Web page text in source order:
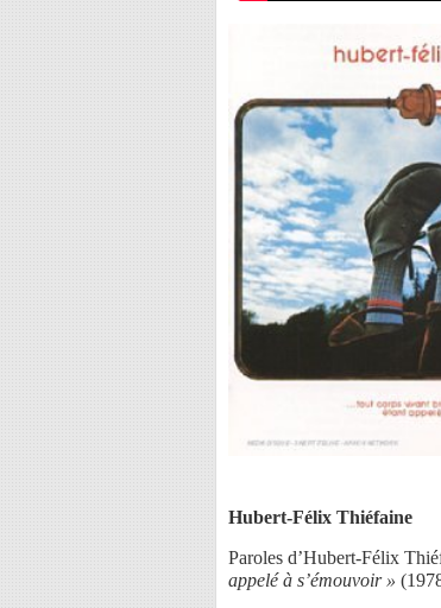
Hubert-Félix Thiéfaine
Paroles d’Hubert-Félix
appelé à s’émouvoir »